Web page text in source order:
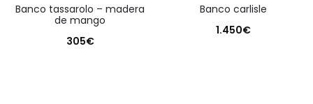
banco tassarolo – madera
de mango
305€
banco carlisle
1.450€